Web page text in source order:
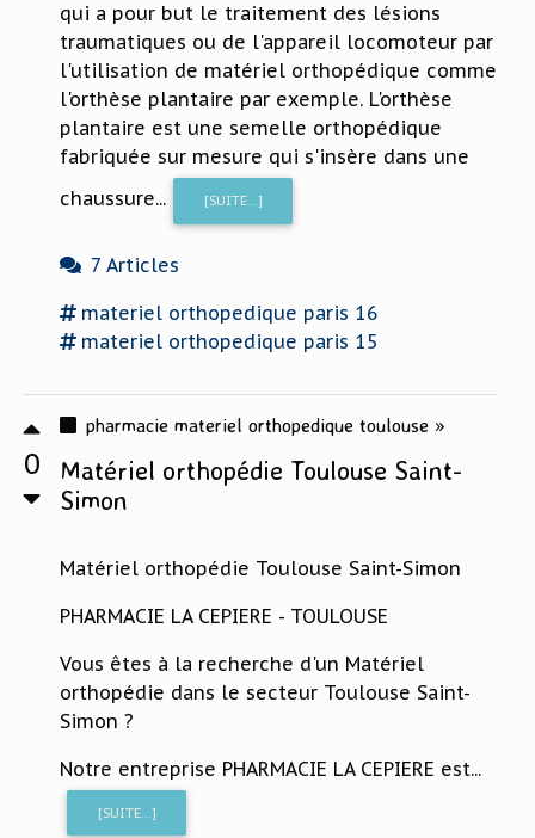
qui a pour but le traitement des lésions
traumatiques ou de l'appareil locomoteur par
l'utilisation de matériel orthopédique comme
l'orthèse plantaire par exemple. L'orthèse
plantaire est une semelle orthopédique
fabriquée sur mesure qui s'insère dans une
chaussure...
[SUITE...]
7 Articles
materiel orthopedique paris 16
materiel orthopedique paris 15
0
pharmacie materiel orthopedique toulouse »
Matériel orthopédie Toulouse Saint-
Simon
Matériel orthopédie Toulouse Saint-Simon
PHARMACIE LA CEPIERE - TOULOUSE
Vous êtes à la recherche d'un Matériel
orthopédie dans le secteur Toulouse Saint-
Simon ?
Notre entreprise PHARMACIE LA CEPIERE est...
[SUITE...]